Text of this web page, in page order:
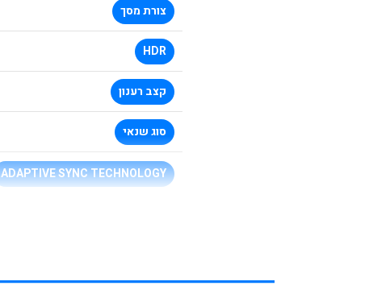
צורת מסך
HDR
קצב רענון
סוג שנאי
ADAPTIVE SYNC TECHNOLOGY